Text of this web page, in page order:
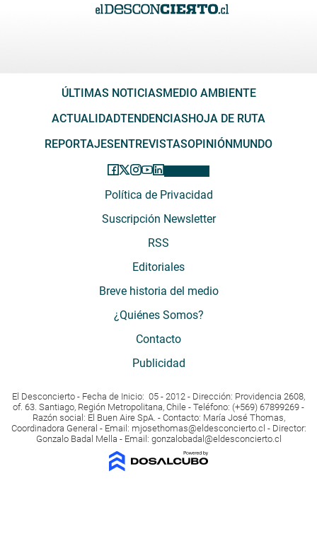
ÚLTIMAS NOTICIAS MEDIO AMBIENTE
ACTUALIDADTENDENCIAS HOJA DE RUTA
REPORTAJES ENTREVISTASOPINIÓN MUNDO
Política de Privacidad
Suscripción Newsletter
RSS
Editoriales
Breve historia del medio
¿Quiénes Somos?
Contacto
Publicidad
El Desconcierto - Fecha de Inicio: 05 - 2012 - Dirección: Providencia 2608,
of. 63. Santiago, Región Metropolitana, Chile - Teléfono: (+569) 67899269 -
Razón social: El Buen Aire SpA. - Contacto: María José Thomas,
Coordinadora General - Email: mjosethomas@eldesconcierto.cl - Director:
Gonzalo Badal Mella - Email: gonzalobadal@eldesconcierto.cl